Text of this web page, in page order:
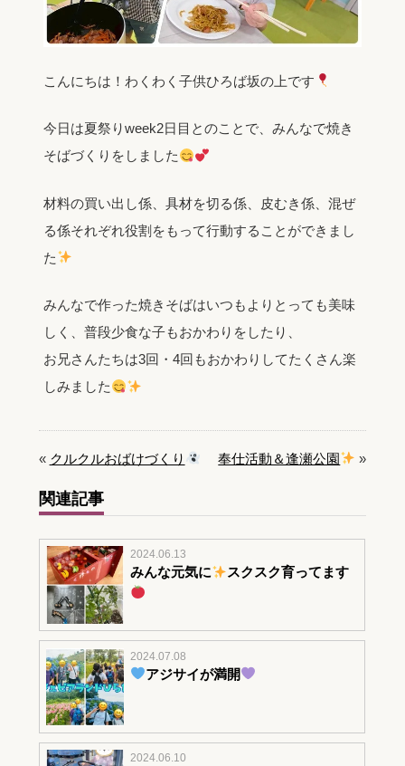
こんにちは！わくわく子供ひろば坂の上です
今日は夏祭りweek2日目とのことで、みんなで焼き
そばづくりをしました
材料の買い出し係、具材を切る係、皮むき係、混ぜ
る係それぞれ役割をもって行動することができまし
た
みんなで作った焼きそばはいつもよりとっても美味
しく、普段少食な子もおかわりをしたり、
お兄さんたちは3回・4回もおかわりしてたくさん楽
しみました
« クルクルおばけづくり 奉仕活動＆逢瀬公園 »
関連記事
2024.06.13
みんな元気に スクスク育ってます
2024.07.08
アジサイが満開
2024.06.10